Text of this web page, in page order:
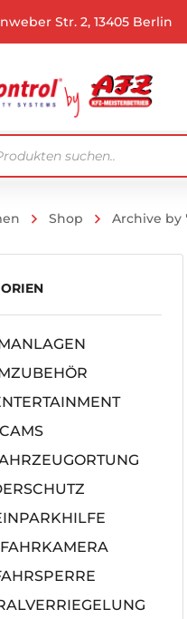
Str. 2, 13405 Berlin
Shop Archive by